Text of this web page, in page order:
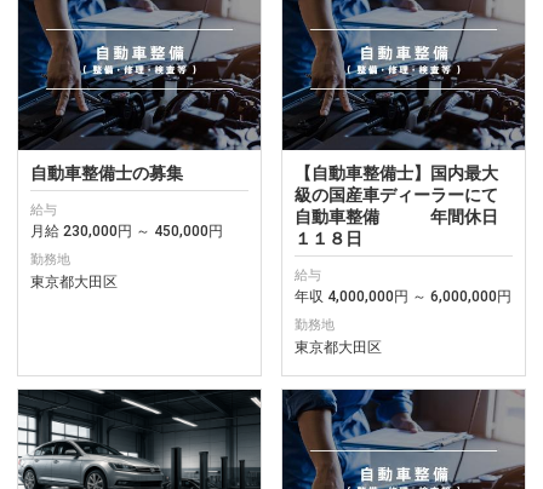
自動車整備士の募集
給与
月給 230,000円 ～ 450,000円
勤務地
東京都大田区
【自動車整備士】国内最大
級の国産車ディーラーにて
自動車整備 年間休日
１１８日
給与
年収 4,000,000円 ～ 6,000,000円
勤務地
東京都大田区